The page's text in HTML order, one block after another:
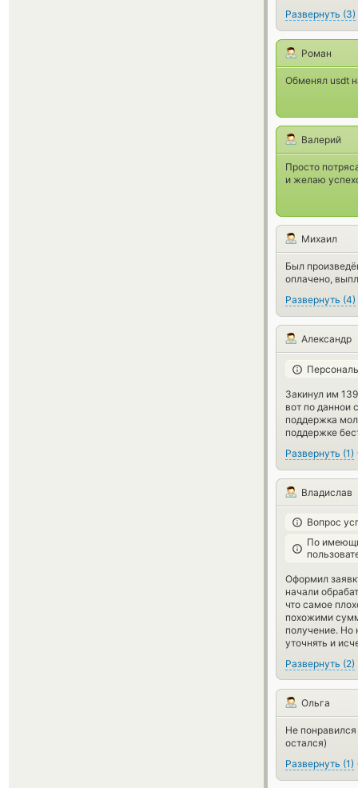
Развернуть (3)
Роман
Обменял usdt
Валерий
Просто
и желаю
Михаил
Был
оплачено,
Развернуть (4)
Александр
Закинул им
вот по даннои
поддержка
поддержке
Развернуть (1)
Владислав
Вопрос
По
Оформил
начали
что самое
похожими
получение. Но
уточнять и
Развернуть (2)
Ольга
Не
остался)
Развернуть (1)